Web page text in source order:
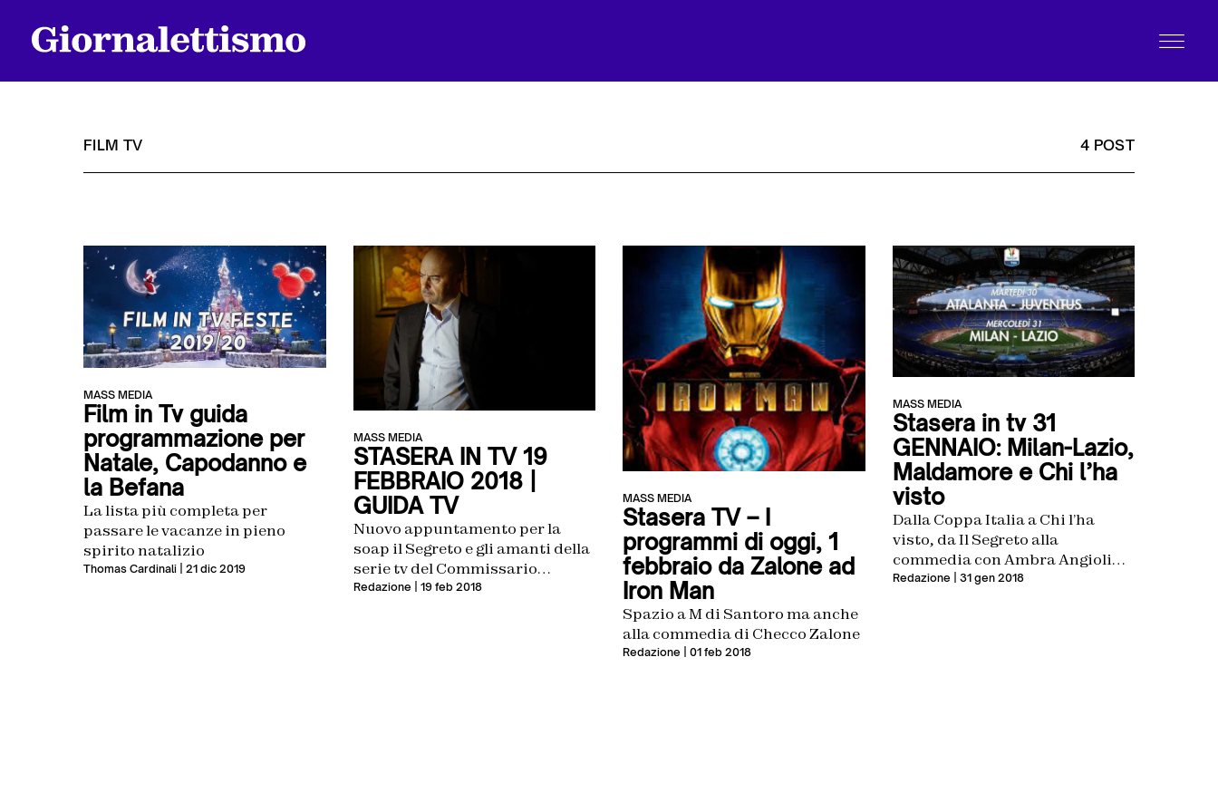
Contatti
FILM TV 4 POST
MASS MEDIA
Film in Tv guida
programmazione per
Natale, Capodanno e
la Befana
La lista più completa per
passare le vacanze in pieno
spirito natalizio
Thomas Cardinali | 21 dic 2019
MASS MEDIA
STASERA IN TV 19
FEBBRAIO 2018 |
GUIDA TV
Nuovo appuntamento per la
soap il Segreto e gli amanti della
serie tv del Commissario
Montalbano
Redazione | 19 feb 2018
MASS MEDIA
Stasera TV – I
programmi di oggi, 1
febbraio da Zalone ad
Iron Man
Spazio a M di Santoro ma anche
alla commedia di Checco Zalone
Redazione | 01 feb 2018
MASS MEDIA
Stasera in tv 31
GENNAIO: Milan-Lazio,
Maldamore e Chi l’ha
visto
Dalla Coppa Italia a Chi l’ha
visto, da Il Segreto alla
commedia con Ambra Angiolini.
Tutto quello che vuoi vedere (o
Redazione | 31 gen 2018